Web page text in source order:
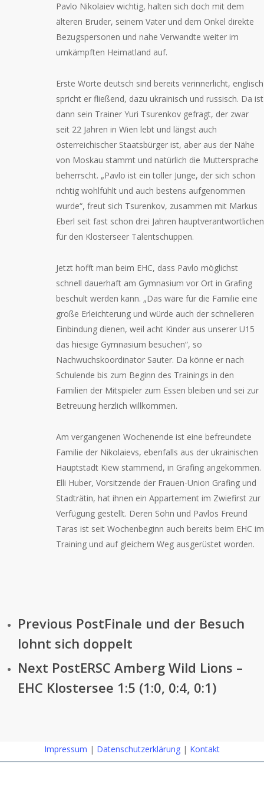
Pavlo Nikolaiev wichtig, halten sich doch mit dem
älteren Bruder, seinem Vater und dem Onkel direkte
Bezugspersonen und nahe Verwandte weiter im
umkämpften Heimatland auf.
Erste Worte deutsch sind bereits verinnerlicht, englisch
spricht er fließend, dazu ukrainisch und russisch. Da ist
dann sein Trainer Yuri Tsurenkov gefragt, der zwar
seit 22 Jahren in Wien lebt und längst auch
österreichischer Staatsbürger ist, aber aus der Nähe
von Moskau stammt und natürlich die Muttersprache
beherrscht. „Pavlo ist ein toller Junge, der sich schon
richtig wohlfühlt und auch bestens aufgenommen
wurde“, freut sich Tsurenkov, zusammen mit Markus
Eberl seit fast schon drei Jahren hauptverantwortlichen
für den Klosterseer Talentschuppen.
Jetzt hofft man beim EHC, dass Pavlo möglichst
schnell dauerhaft am Gymnasium vor Ort in Grafing
beschult werden kann. „Das wäre für die Familie eine
große Erleichterung und würde auch der schnelleren
Einbindung dienen, weil acht Kinder aus unserer U15
das hiesige Gymnasium besuchen“, so
Nachwuchskoordinator Sauter. Da könne er nach
Schulende bis zum Beginn des Trainings in den
Familien der Mitspieler zum Essen bleiben und sei zur
Betreuung herzlich willkommen.
Am vergangenen Wochenende ist eine befreundete
Familie der Nikolaievs, ebenfalls aus der ukrainischen
Hauptstadt Kiew stammend, in Grafing angekommen.
Elli Huber, Vorsitzende der Frauen-Union Grafing und
Stadträtin, hat ihnen ein Appartement im Zwiefirst zur
Verfügung gestellt. Deren Sohn und Pavlos Freund
Taras ist seit Wochenbeginn auch bereits beim EHC im
Training und auf gleichem Weg ausgerüstet worden.
Previous PostFinale und der Besuch
lohnt sich doppelt
Next PostERSC Amberg Wild Lions –
EHC Klostersee 1:5 (1:0, 0:4, 0:1)
Impressum | Datenschutzerklärung | Kontakt